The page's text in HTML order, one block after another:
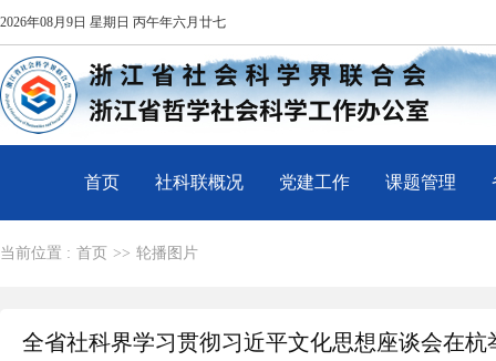
2026年08月9日 星期日 丙午年六月廿七
首页 社科联概况 党建工作 课题管理
当前位置 : 首页 >> 轮播图片
全省社科界学习贯彻习近平文化思想座谈会在杭